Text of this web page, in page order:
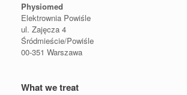
Physiomed
Elektrownia Powiśle
ul. Zajęcza 4
Śródmieście/Powiśle
00-351 Warszawa
What we treat